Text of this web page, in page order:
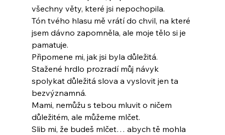
všechny věty, které jsi nepochopila.
Tón tvého hlasu mě vrátí do chvil, na které
jsem dávno zapomněla, ale moje tělo si je
pamatuje.
Připomene mi, jak jsi byla důležitá.
Stažené hrdlo prozradí můj návyk
spolykat důležitá slova a vyslovit jen ta
bezvýznamná.
Mami, nemůžu s tebou mluvit o ničem
důležitém, ale můžeme mlčet.
Slib mi, že budeš mlčet… abych tě mohla